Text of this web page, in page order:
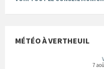
MÉTÉO À VERTHEUIL
7